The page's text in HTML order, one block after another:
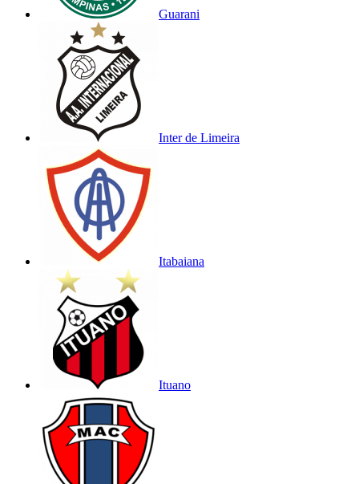
Guarani
Inter de Limeira
Itabaiana
Ituano